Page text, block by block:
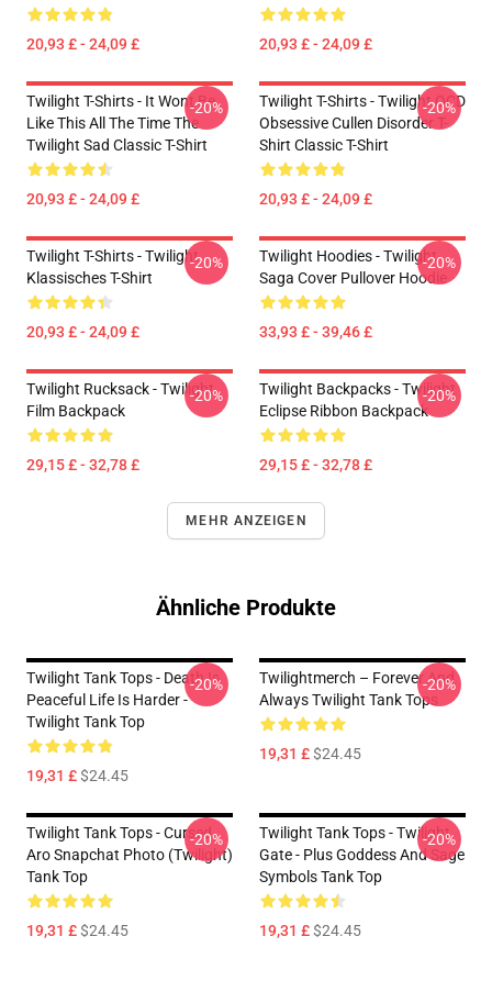
20,93 £ - 24,09 £ 20,93 £ - 24,09 £
Twilight T-Shirts - It Wont Be
Like This All The Time The
Twilight Sad Classic T-Shirt
20,93 £ - 24,09 £
-20%
Twilight T-Shirts - Twilight OCD
Obsessive Cullen Disorder T-
Shirt Classic T-Shirt
20,93 £ - 24,09 £
-20%
Twilight T-Shirts - Twilight
Klassisches T-Shirt
20,93 £ - 24,09 £
-20%
Twilight Hoodies - Twilight
Saga Cover Pullover Hoodie
33,93 £ - 39,46 £
-20%
Twilight Rucksack - Twilight
Film Backpack
29,15 £ - 32,78 £
-20%
Twilight Backpacks - Twilight
Eclipse Ribbon Backpack
29,15 £ - 32,78 £
-20%
MEHR ANZEIGEN
Ähnliche Produkte
Twilight Tank Tops - Death Is
Peaceful Life Is Harder -
Twilight Tank Top
19,31 £$24.45
-20%
Twilightmerch – Forever And
Always Twilight Tank Tops
19,31 £$24.45
-20%
Twilight Tank Tops - Cursed
Aro Snapchat Photo (Twilight)
Tank Top
19,31 £$24.45
-20%
Twilight Tank Tops - Twilight
Gate - Plus Goddess And Sage
Symbols Tank Top
19,31 £$24.45
-20%